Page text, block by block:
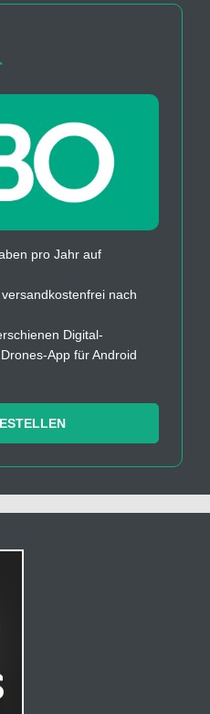
pro Jahr auf
nach
Digital-
App für Android